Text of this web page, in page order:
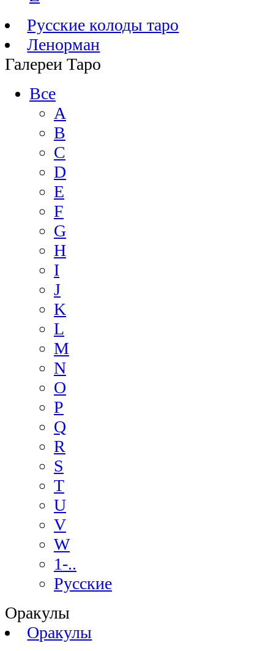
Русские колоды таро
Ленорман
Галереи Таро
Все
A
B
C
D
E
F
G
H
I
J
K
L
M
N
O
P
Q
R
S
T
U
V
W
1-..
Русские
Оракулы
Оракулы